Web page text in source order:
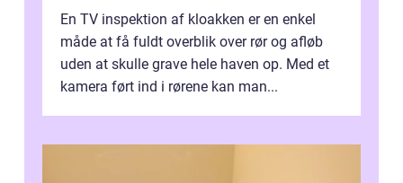
En TV inspektion af kloakken er en enkel
måde at få fuldt overblik over rør og afløb
uden at skulle grave hele haven op. Med et
kamera ført ind i rørene kan man...